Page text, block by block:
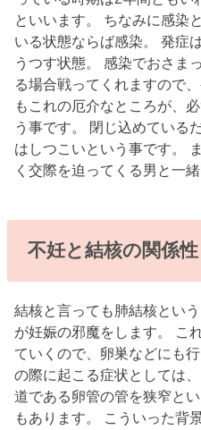
といいます。 ちなみに感染
いる状態ならば感染。 発症
うつす状態。 感染でおさま
る場合戦ってくれますので
もこれの厄介なところが、
う事です。 閉じ込めている
はしつこいという事です。
く交際を迫ってくる男と一緒
不妊と結核の関係性
結核と言っても肺結核とい
が妊娠の邪魔をします。 こ
ていくので、卵巣などにも
の際に起こる症状としては
道である卵管の管を狭窄と
もあります。 こういった背